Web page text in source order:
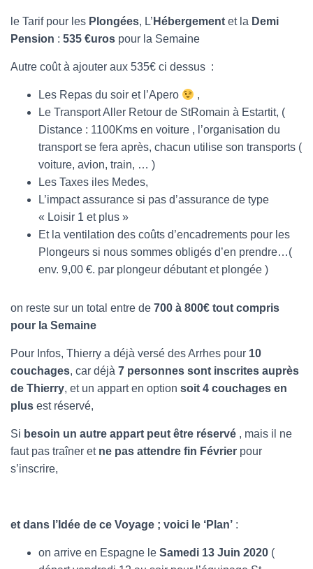
le Tarif pour les Plongées, L’ Hébergement et la Demi
Pension : 535 €uros pour la Semaine
Autre coût à ajouter aux 535€ ci dessus :
Les Repas du soir et l’Apero
,
Le Transport Aller Retour de StRomain à Estartit, (
Distance : 1100Kms en voiture , l’organisation du
transport se fera après, chacun utilise son transports (
voiture, avion, train, … )
Les Taxes iles Medes,
L’impact assurance si pas d’assurance de type
« Loisir 1 et plus »
Et la ventilation des coûts d’encadrements pour les
Plongeurs si nous sommes obligés d’en prendre…(
env. 9,00 €. par plongeur débutant et plongée )
on reste sur un total entre de 700 à 800€ tout compris
pour la Semaine
Pour Infos, Thierry a déjà versé des Arrhes pour 10
couchages, car déjà 7 personnes sont inscrites auprès
de Thierry, et un appart en option soit 4 couchages en
plus est réservé,
Si besoin un autre appart peut être réservé , mais il ne
faut pas traîner et ne pas attendre fin Février pour
s’inscrire,
et dans l’Idée de ce Voyage ; voici le ‘Plan’ :
on arrive en Espagne le Samedi 13 Juin 2020 (